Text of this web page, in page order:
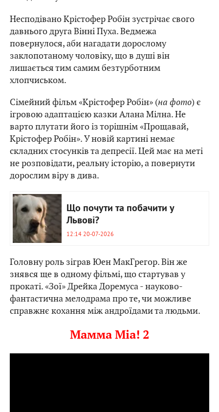
Несподівано Крістофер Робін зустрічає свого
давнього друга Вінні Пуха. Ведмежа
повернулося, аби нагадати дорослому
заклопотаному чоловіку, що в душі він
лишається тим самим безтурботним
хлопчиськом.
Сімейний фільм «Крістофер Робін» (на фото) є
ігровою адаптацією казки Алана Мілна. Не
варто плутати його із торішнім «Прощавай,
Крістофер Робін». У новій картині немає
складних стосунків та депресії. Цей має на меті
не розповідати, реальну історію, а повернути
дорослим віру в дива.
Що почути та побачити у
Львові?
12:14 20-07-2026
Головну роль зіграв Юен МакГрегор. Він же
знявся ще в одному фільмі, що стартував у
прокаті. «Зої» Дрейка Доремуса - науково-
фантастична мелодрама про те, чи можливе
справжнє кохання між андроїдами та людьми.
Мамма Mіа! 2